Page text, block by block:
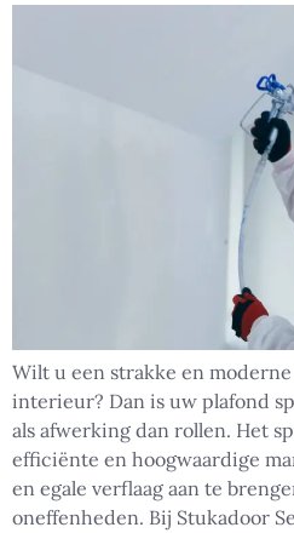
Wilt u een strakke en
interieur? Dan is uw plafond
als afwerking dan rollen. Het
efficiënte en hoogwaardige
en egale verflaag aan te
oneffenheden. Bij Stukadoor